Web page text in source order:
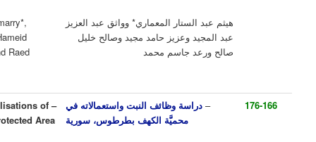
المعماري* وواثق عبد العزيز
وعزيز حامد مجيد وصالح خليل
Haitham Abdul Sattar AL Mamarry*,
Wathek Abdul Majeed, Aziz Hameid
Majeed, Saleh Kalel Saleh and Raed
وظائف النبت واستعمالاته في
محميَّة الكهف بطرطوس، سورية
– Studying Functions and Utilisations of
the Vegetation in Al-Kahf Protected Area